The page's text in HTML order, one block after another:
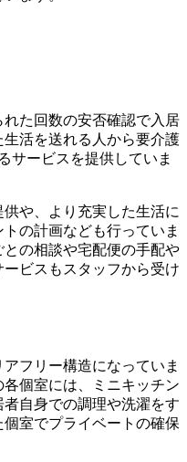
た回数の安否確認で入居
生活を送れる人から要介護
サービスを提供していま
や、より充実した生活に
の計画なども行っていま
の相談や宅配便の手配や
ビスもスタッフから受け
フリー構造になっていま
各個室には、ミニキッチン
自身での調理や洗濯をす
室でプライベートの確保